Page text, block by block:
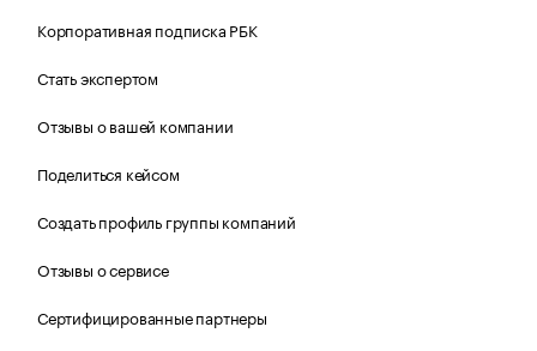
Корпоративная подписка РБК
Стать экспертом
Отзывы о вашей компании
Поделиться кейсом
Создать профиль группы компаний
Отзывы о сервисе
Сертифицированные партнеры